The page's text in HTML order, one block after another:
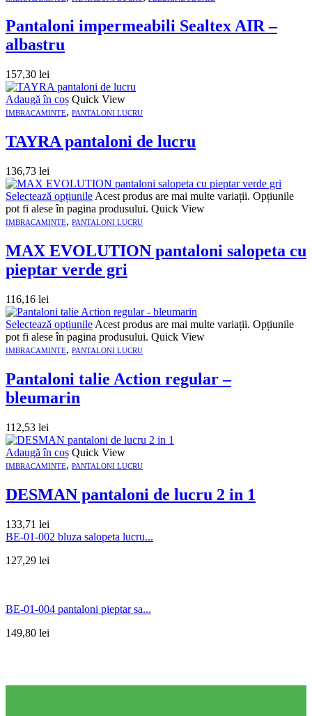
Pantaloni impermeabili Sealtex AIR –
albastru
157,30 lei
Adaugă în coș Quick View
IMBRACAMINTE, PANTALONI LUCRU
TAYRA pantaloni de lucru
136,73 lei
Selectează opțiunile Acest produs are mai multe variații. Opțiunile
pot fi alese în pagina produsului. Quick View
IMBRACAMINTE, PANTALONI LUCRU
MAX EVOLUTION pantaloni salopeta cu
pieptar verde gri
116,16 lei
Selectează opțiunile Acest produs are mai multe variații. Opțiunile
pot fi alese în pagina produsului. Quick View
IMBRACAMINTE, PANTALONI LUCRU
Pantaloni talie Action regular –
bleumarin
112,53 lei
Adaugă în coș Quick View
IMBRACAMINTE, PANTALONI LUCRU
DESMAN pantaloni de lucru 2 in 1
133,71 lei
BE-01-002 bluza salopeta lucru...
127,29 lei
BE-01-004 pantaloni pieptar sa...
149,80 lei